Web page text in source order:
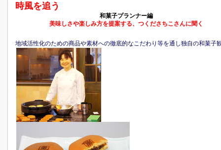
時風を追う
和菓子プランナー編
美味しさや楽しみ方を提案する、つくださちこさんに聞く
地域活性化のための商品や素材への徹底的なこだわり等を通し独自の和菓子